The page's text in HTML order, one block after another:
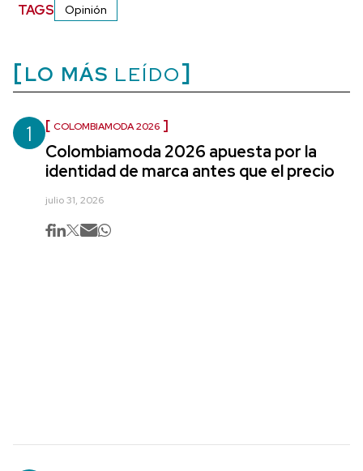
TAGS Opinión
LO MÁS LEÍDO
1 COLOMBIAMODA 2026
Colombiamoda 2026 apuesta por la
identidad de marca antes que el precio
julio 31, 2026